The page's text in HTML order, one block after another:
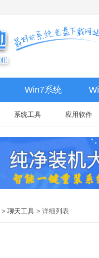
Win7系统
系统工具 应用软件
> 聊天工具 > 详细列表